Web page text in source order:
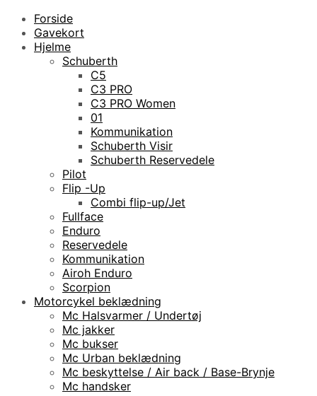
Forside
Gavekort
Hjelme
Schuberth
C5
C3 PRO
C3 PRO Women
01
Kommunikation
Schuberth Visir
Schuberth Reservedele
Pilot
Flip -Up
Combi flip-up/Jet
Fullface
Enduro
Reservedele
Kommunikation
Airoh Enduro
Scorpion
Motorcykel beklædning
Mc Halsvarmer / Undertøj
Mc jakker
Mc bukser
Mc Urban beklædning
Mc beskyttelse / Air back / Base-Brynje
Mc handsker